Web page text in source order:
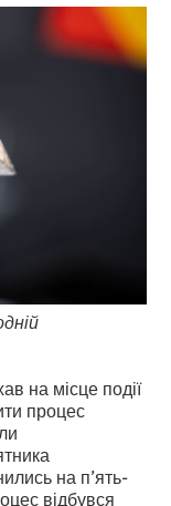
на місце події
процес
на п’ять-
відбувся